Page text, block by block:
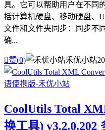
具。它可以帮助用户在不同
括计算机硬盘、移动硬盘、
文件和文件夹同步：同步不
确...
赞(0) 禾优小站
CoolUtils Total
换工具) v3.2.0.202